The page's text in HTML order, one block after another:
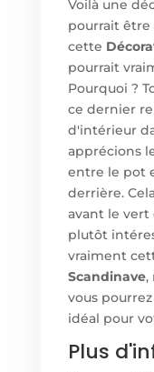
Voilà une
pourrait être
cette
pourrait
Pourquoi ?
ce dernier
d'intérieur
apprécions
entre le pot
derrière.
avant le vert
plutôt
vraiment
Scandinave,
vous
idéal pour
Plus